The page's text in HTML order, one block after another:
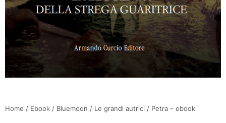
Home / Ebook / Bluemoon / Le grandi autrici / Petra – ebook